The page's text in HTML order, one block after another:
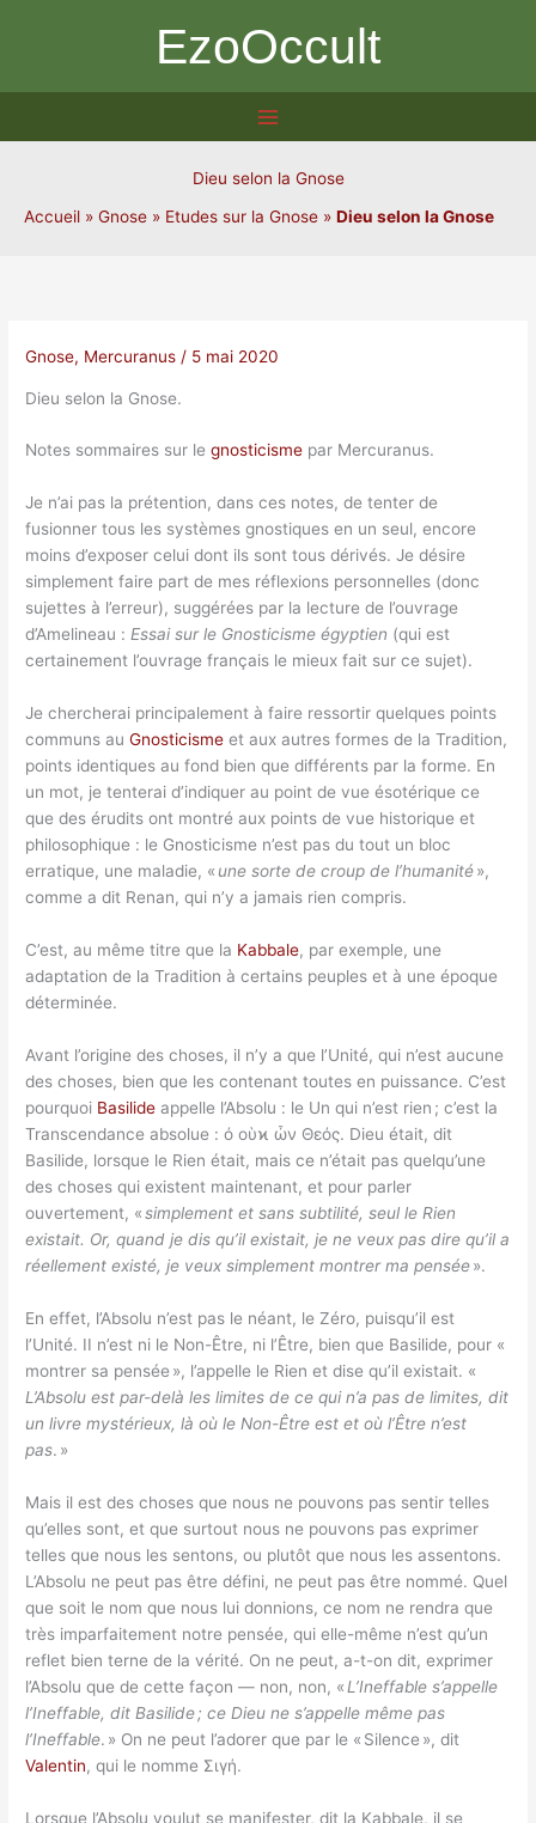
EzoOccult
Dieu selon la Gnose
Accueil » Gnose » Etudes sur la Gnose » Dieu selon la Gnose
Gnose, Mercuranus / 5 mai 2020
Dieu selon la Gnose.
Notes sommaires sur legnosticisme par Mercuranus.
Je n’ai pas la prétention, dans ces notes, de tenter de
fusionner tous les systèmes gnostiques en un seul, encore
moins d’exposer celui dont ils sont tous dérivés. Je désire
simplement faire part de mes réflexions personnelles (donc
sujettes à l’erreur), suggérées par la lecture de l’ouvrage
d’Amelineau :Essai sur le Gnosticisme égyptien (qui est
certainement l’ouvrage français le mieux fait sur ce sujet).
Je chercherai principalement à faire ressortir quelques points
communs auGnosticisme et aux autres formes de la Tradition,
points identiques au fond bien que différents par la forme. En
un mot, je tenterai d’indiquer au point de vue ésotérique ce
que des érudits ont montré aux points de vue historique et
philosophique : le Gnosticisme n’est pas du tout un bloc
erratique, une maladie, « une sorte de croup de l’humanité»,
comme a dit Renan, qui n’y a jamais rien compris.
C’est, au même titre que la Kabbale, par exemple, une
adaptation de la Tradition à certains peuples et à une époque
déterminée.
Avant l’origine des choses, il n’y a que l’Unité, qui n’est aucune
des choses, bien que les contenant toutes en puissance. C’est
pourquoi Basilide appelle l’Absolu : le Un qui n’est rien ; c’est la
Transcendance absolue : ό οὺϰ ὦν Θεός. Dieu était, dit
Basilide, lorsque le Rien était, mais ce n’était pas quelqu’une
des choses qui existent maintenant, et pour parler
ouvertement, «simplement et sans subtilité, seul le Rien
existait. Or, quand je dis qu’il existait, je ne veux pas dire qu’il a
réellement existé, je veux simplement montrer ma pensée».
En effet, l’Absolu n’est pas le néant, le Zéro, puisqu’il est
l’Unité. II n’est ni le Non-Être, ni l’Être, bien que Basilide, pour «
montrer sa pensée », l’appelle le Rien et dise qu’il existait. «
L’Absolu est par-delà les limites de ce qui n’a pas de limites, dit
un livre mystérieux, là où le Non-Être est et où l’Être n’est
pas. »
Mais il est des choses que nous ne pouvons pas sentir telles
qu’elles sont, et que surtout nous ne pouvons pas exprimer
telles que nous les sentons, ou plutôt que nous les assentons.
L’Absolu ne peut pas être défini, ne peut pas être nommé. Quel
que soit le nom que nous lui donnions, ce nom ne rendra que
très imparfaitement notre pensée, qui elle-même n’est qu’un
reflet bien terne de la vérité. On ne peut, a-t-on dit, exprimer
l’Absolu que de cette façon — non, non, « L’Ineffable s’appelle
l’Ineffable, dit Basilide ; ce Dieu ne s’appelle même pas
l’Ineffable. » On ne peut l’adorer que par le « Silence », dit
Valentin, qui le nomme Σιγή.
Lorsque l’Absolu voulut se manifester, dit la Kabbale, il se